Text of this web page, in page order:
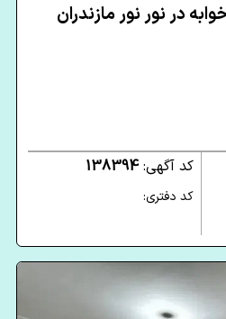
کد آگهی: 138394
کد دفتری: